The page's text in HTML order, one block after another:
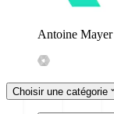
Antoine Mayer
Choisir une catégorie